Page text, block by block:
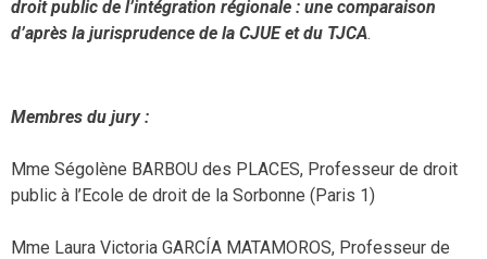
droit public de l’intégration régionale : une comparaison
d’après la jurisprudence de la CJUE et du TJCA.
Membres du jury :
Mme Ségolène BARBOU des PLACES, Professeur de droit
public à l’Ecole de droit de la Sorbonne (Paris 1)
Mme Laura Victoria GARCÍA MATAMOROS, Professeur de